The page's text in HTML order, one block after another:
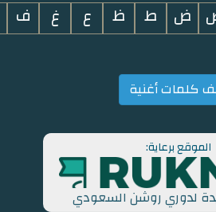
ض ط ظ ع غ ف
كلمات أغنية
الموقع برعاية:
لدوري روشن السعودي